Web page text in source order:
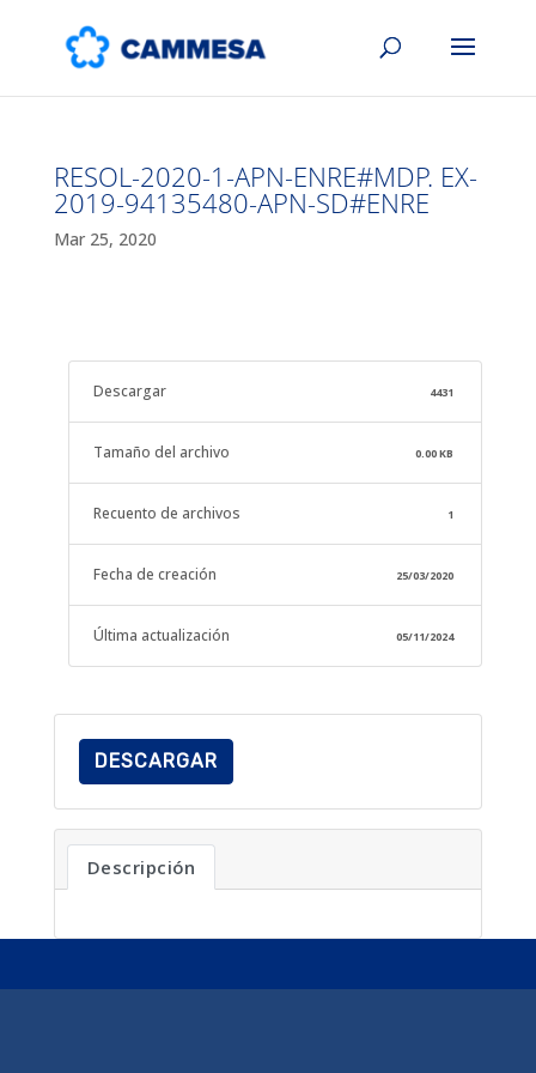
RESOL-2020-1-APN-ENRE#MDP. EX-
2019-94135480-APN-SD#ENRE
Mar 25, 2020
Descargar 4431
Tamaño del archivo 0.00 KB
Recuento de archivos 1
Fecha de creación 25/03/2020
Última actualización 05/11/2024
DESCARGAR
Descripción